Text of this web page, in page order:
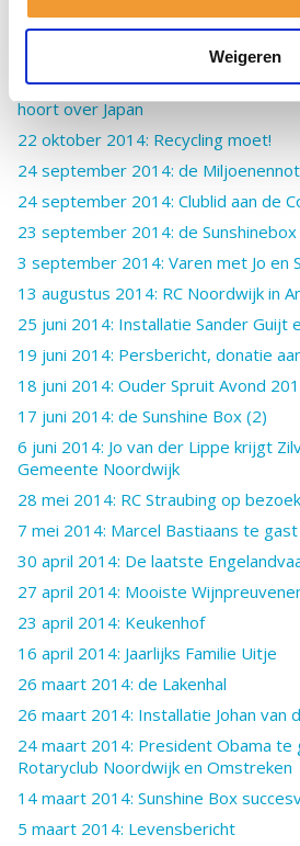
Weigeren
10 november 2014: Vernieuwd
5 november 2014: TRS
5 november 2014: Rotaryclub
hoort over Japan
22 oktober 2014: Recycling moet!
24 september 2014: de
24 september 2014: Clublid aan de
23 september 2014: de Sunshinebox
3 september 2014: Varen met Jo en
13 augustus 2014: RC Noordwijk in
25 juni 2014: Installatie Sander Guijt
19 juni 2014: Persbericht, donatie
18 juni 2014: Ouder Spruit Avond
17 juni 2014: de Sunshine Box (2)
6 juni 2014: Jo van der Lippe krijgt
Gemeente Noordwijk
28 mei 2014: RC Straubing op bezoek
7 mei 2014: Marcel Bastiaans te gast
30 april 2014: De laatste
27 april 2014: Mooiste
23 april 2014: Keukenhof
16 april 2014: Jaarlijks Familie Uitje
26 maart 2014: de Lakenhal
26 maart 2014: Installatie Johan van
24 maart 2014: President Obama te
Rotaryclub Noordwijk en Omstreken
14 maart 2014: Sunshine Box
5 maart 2014: Levensbericht